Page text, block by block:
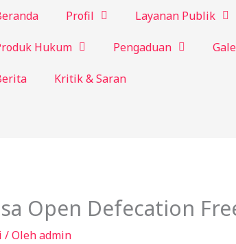
Profil Layanan Publik
Hukum Pengaduan
Kritik & Saran
Open Defecation
/ Olehadmin